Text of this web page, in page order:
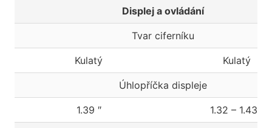
Displej a ovládání
Tvar ciferníku
Kulatý Kulatý
Úhlopříčka displeje
1.39 ″ 1.32 – 1.43 ″